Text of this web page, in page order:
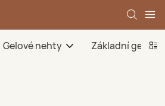
Gelové nehty Základní gel